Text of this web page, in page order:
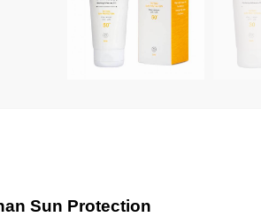
Sun Protection